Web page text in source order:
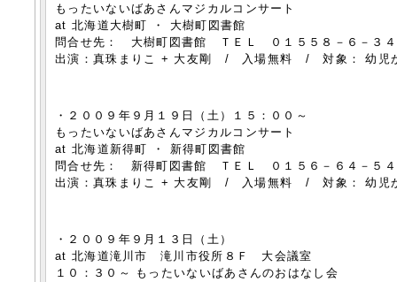
もったいないばあさんマジカルコンサート
at 北海道大樹町 ・ 大樹町図書館
問合せ先： 大樹町図書館 ＴＥＬ ０１５５８－６－３
出演：真珠まりこ + 大友剛 / 入場無料 / 対象： 幼児
・２００９年９月１９日（土）１５：００～
もったいないばあさんマジカルコンサート
at 北海道新得町 ・ 新得町図書館
問合せ先： 新得町図書館 ＴＥＬ ０１５６－６４－５
出演：真珠まりこ + 大友剛 / 入場無料 / 対象： 幼児
・２００９年９月１３日（土）
at 北海道滝川市 滝川市役所８Ｆ 大会議室
１０：３０～ もったいないばあさんのおはなし会